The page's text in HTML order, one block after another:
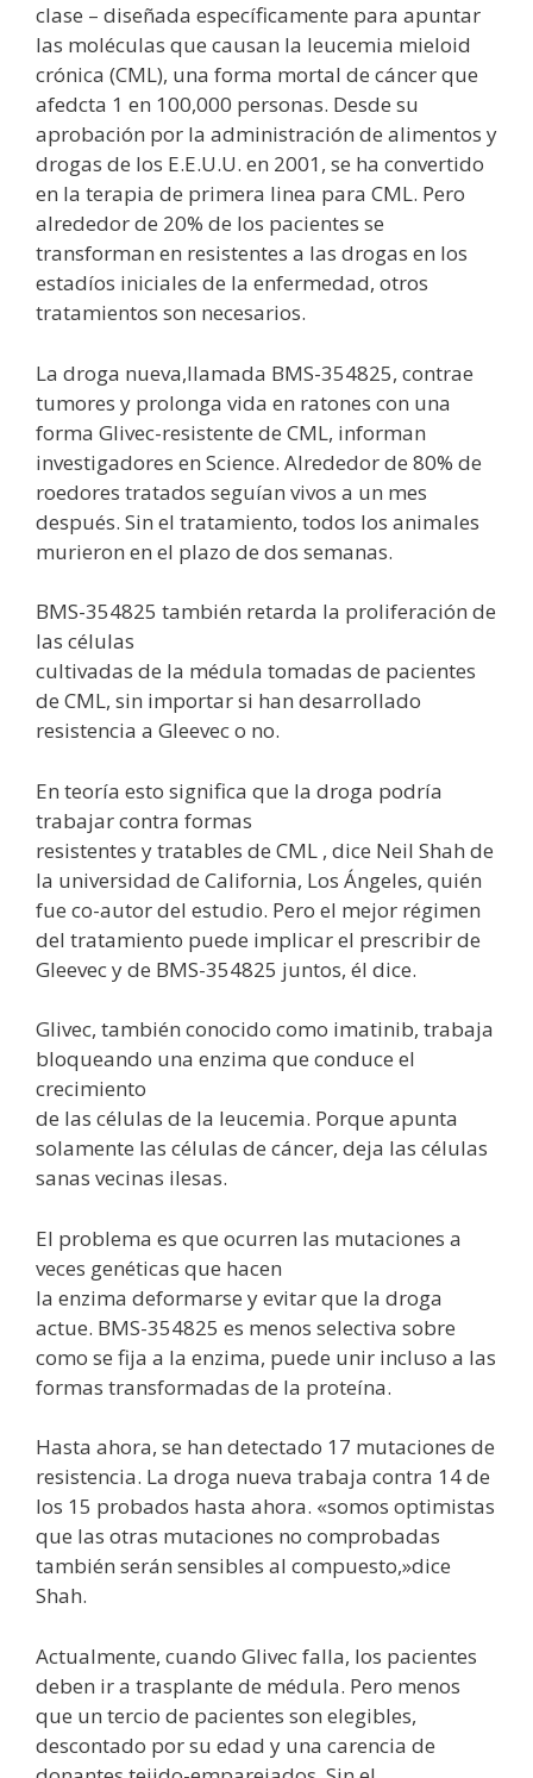
clase – diseñada específicamente para apuntar
las moléculas que causan la leucemia mieloid
crónica (CML), una forma mortal de cáncer que
afedcta 1 en 100,000 personas. Desde su
aprobación por la administración de alimentos y
drogas de los E.E.U.U. en 2001, se ha convertido
en la terapia de primera linea para CML. Pero
alrededor de 20% de los pacientes se
transforman en resistentes a las drogas en los
estadíos iniciales de la enfermedad, otros
tratamientos son necesarios.
La droga nueva,llamada BMS-354825, contrae
tumores y prolonga vida en ratones con una
forma Glivec-resistente de CML, informan
investigadores en Science. Alrededor de 80% de
roedores tratados seguían vivos a un mes
después. Sin el tratamiento, todos los animales
murieron en el plazo de dos semanas.
BMS-354825 también retarda la proliferación de
las células
cultivadas de la médula tomadas de pacientes
de CML, sin importar si han desarrollado
resistencia a Gleevec o no.
En teoría esto significa que la droga podría
trabajar contra formas
resistentes y tratables de CML , dice Neil Shah de
la universidad de California, Los Ángeles, quién
fue co-autor del estudio. Pero el mejor régimen
del tratamiento puede implicar el prescribir de
Gleevec y de BMS-354825 juntos, él dice.
Glivec, también conocido como imatinib, trabaja
bloqueando una enzima que conduce el
crecimiento
de las células de la leucemia. Porque apunta
solamente las células de cáncer, deja las células
sanas vecinas ilesas.
El problema es que ocurren las mutaciones a
veces genéticas que hacen
la enzima deformarse y evitar que la droga
actue. BMS-354825 es menos selectiva sobre
como se fija a la enzima, puede unir incluso a las
formas transformadas de la proteína.
Hasta ahora, se han detectado 17 mutaciones de
resistencia. La droga nueva trabaja contra 14 de
los 15 probados hasta ahora. «somos optimistas
que las otras mutaciones no comprobadas
también serán sensibles al compuesto,»dice
Shah.
Actualmente, cuando Glivec falla, los pacientes
deben ir a trasplante de médula. Pero menos
que un tercio de pacientes son elegibles,
descontado por su edad y una carencia de